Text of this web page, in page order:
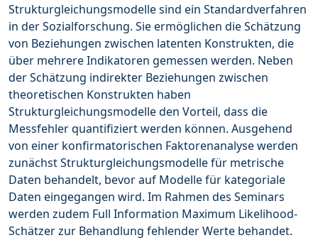
Strukturgleichungsmodelle sind ein Standardverfahren
in der Sozialforschung. Sie ermöglichen die Schätzung
von Beziehungen zwischen latenten Konstrukten, die
über mehrere Indikatoren gemessen werden. Neben
der Schätzung indirekter Beziehungen zwischen
theoretischen Konstrukten haben
Strukturgleichungsmodelle den Vorteil, dass die
Messfehler quantifiziert werden können. Ausgehend
von einer konfirmatorischen Faktorenanalyse werden
zunächst Strukturgleichungsmodelle für metrische
Daten behandelt, bevor auf Modelle für kategoriale
Daten eingegangen wird. Im Rahmen des Seminars
werden zudem Full Information Maximum Likelihood-
Schätzer zur Behandlung fehlender Werte behandet.